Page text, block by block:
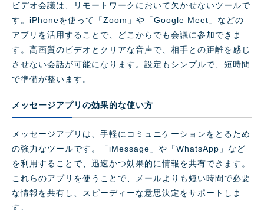
ビデオ会議は、リモートワークにおいて欠かせないツールで
す。iPhoneを使って「Zoom」や「Google Meet」などの
アプリを活用することで、どこからでも会議に参加できま
す。高画質のビデオとクリアな音声で、相手との距離を感じ
させない会話が可能になります。設定もシンプルで、短時間
で準備が整います。
メッセージアプリの効果的な使い方
メッセージアプリは、手軽にコミュニケーションをとるため
の強力なツールです。「iMessage」や「WhatsApp」など
を利用することで、迅速かつ効果的に情報を共有できます。
これらのアプリを使うことで、メールよりも短い時間で必要
な情報を共有し、スピーディーな意思決定をサポートしま
す。